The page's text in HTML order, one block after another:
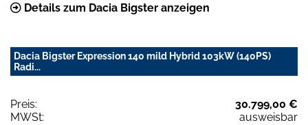
Details zum Dacia Bigster anzeigen
Dacia Bigster Expression 140 mild Hybrid 103kW (140PS)
Radi...
Preis:
30.799,00 €
MWSt:
ausweisbar